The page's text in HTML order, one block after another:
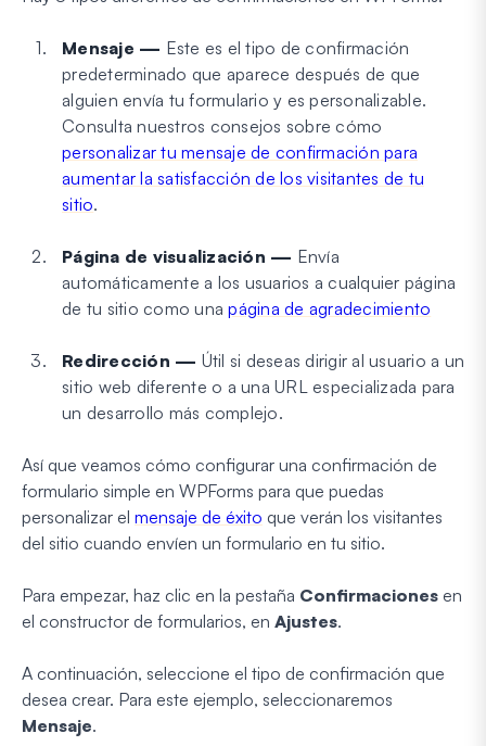
Mensaje — Este es el tipo de confirmación
predeterminado que aparece después de que
alguien envía tu formulario y es personalizable.
Consulta nuestros consejos sobre cómo
personalizar tu mensaje de confirmación para
aumentar la satisfacción de los visitantes de tu
sitio.
Página de visualización — Envía
automáticamente a los usuarios a cualquier página
de tu sitio como unapágina de agradecimiento
Redirección — Útil si deseas dirigir al usuario a un
sitio web diferente o a una URL especializada para
un desarrollo más complejo.
Así que veamos cómo configurar una confirmación de
formulario simple en WPForms para que puedas
personalizar el mensaje de éxito que verán los visitantes
del sitio cuando envíen un formulario en tu sitio.
Para empezar, haz clic en la pestaña Confirmaciones en
el constructor de formularios, en Ajustes.
A continuación, seleccione el tipo de confirmación que
desea crear. Para este ejemplo, seleccionaremos
Mensaje.